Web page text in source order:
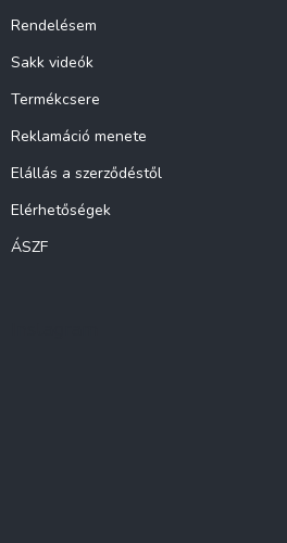
Rendelésem
Sakk videók
Termékcsere
Reklamáció menete
Elállás a szerződéstől
Elérhetőségek
ÁSZF